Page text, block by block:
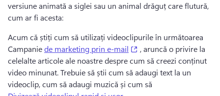
versiune animată a siglei sau un animal drăguț care flutură,
cum ar fi acesta:
Acum că știți cum să utilizați videoclipurile în următoarea
Campanie de marketing prin e-mail (opens in a new tab)
, aruncă o privire la
celelalte articole ale noastre despre cum să creezi conținut
video minunat. Trebuie să știi cum să adaugi text la un
videoclip, cum să adaugi muzică și cum să